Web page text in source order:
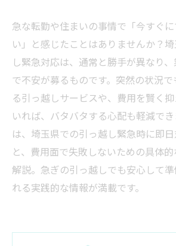
急な転勤や住まいの事情で「今すぐ
い」と感じたことはありませんか？
し緊急対応は、通常と勝手が異なり
で不安が募るものです。突然の状況
る引っ越しサービスや、費用を賢く
いれば、バタバタする心配も軽減で
は、埼玉県での引っ越し緊急時に即
と、費用面で失敗しないための具体
解説。急ぎの引っ越しでも安心して
れる実践的な情報が満載です。